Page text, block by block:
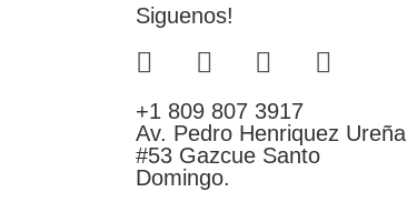
Siguenos!
+1 809 807 3917
Av. Pedro Henriquez Ureña
#53 Gazcue Santo
Domingo.